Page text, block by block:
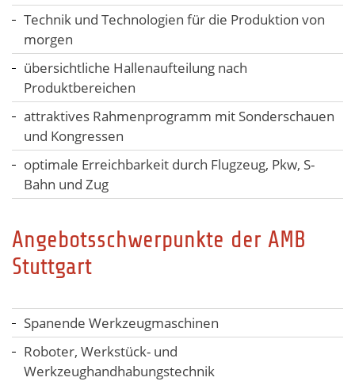
Technik und Technologien für die Produktion von
morgen
übersichtliche Hallenaufteilung nach
Produktbereichen
attraktives Rahmenprogramm mit Sonderschauen
und Kongressen
optimale Erreichbarkeit durch Flugzeug, Pkw, S-
Bahn und Zug
Angebotsschwerpunkte der AMB
Stuttgart
Spanende Werkzeugmaschinen
Roboter, Werkstück- und
Werkzeughandhabungstechnik